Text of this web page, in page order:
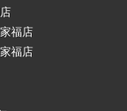
福店
福店